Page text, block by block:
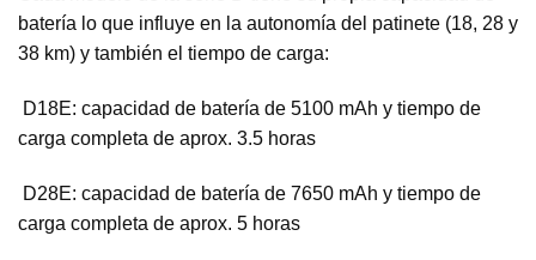
batería lo que influye en la autonomía del patinete (18, 28 y
38 km) y también el tiempo de carga:
 D18E: capacidad de batería de 5100 mAh y tiempo de
carga completa de aprox. 3.5 horas
 D28E: capacidad de batería de 7650 mAh y tiempo de
carga completa de aprox. 5 horas